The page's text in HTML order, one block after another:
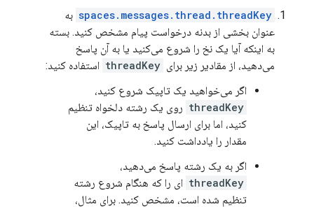
spaces.messages.thread.threadKey به
عنوان بخشی از بدنه درخواست پیام مشخص کنید. بسته
به اینکه آیا یک نخ را شروع می‌کنید یا به آن پاسخ
می‌دهید، از مقادیر زیر برای threadKey استفاده کنید:
اگر می‌خواهید یک تاپیک شروع کنید،
threadKey روی یک رشته دلخواه تنظیم
کنید، اما برای ارسال پاسخ به تاپیک، این
مقدار را یادداشت کنید.
اگر به یک رشته پاسخ می‌دهید،
threadKey ای را که هنگام شروع رشته
تنظیم شده است، مشخص کنید. برای مثال،